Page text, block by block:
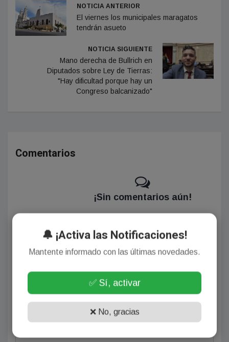
NOTICIA ANTERIOR
El viernes los municipales maragatos
tendrán asueto
NOTICIA SIGUIENTE
Mano derecha de Bullrich en
Diputados sobre Ley de Tierras:
"Hay dificultad porque hay un
Congreso balcanizado"
Comentarios
¡Sin comentarios aún!
🔔 ¡Activa las Notificaciones!
Mantente informado con las últimas novedades.
✅ Sí, activar
❌ No, gracias